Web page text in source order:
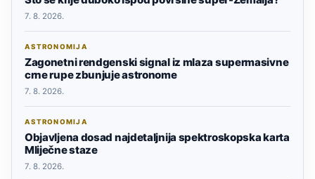
7. 8. 2026.
ASTRONOMIJA
Zagonetni rendgenski signal iz mlaza supermasivne
crne rupe zbunjuje astronome
7. 8. 2026.
ASTRONOMIJA
Objavljena dosad najdetaljnija spektroskopska karta
Mliječne staze
7. 8. 2026.